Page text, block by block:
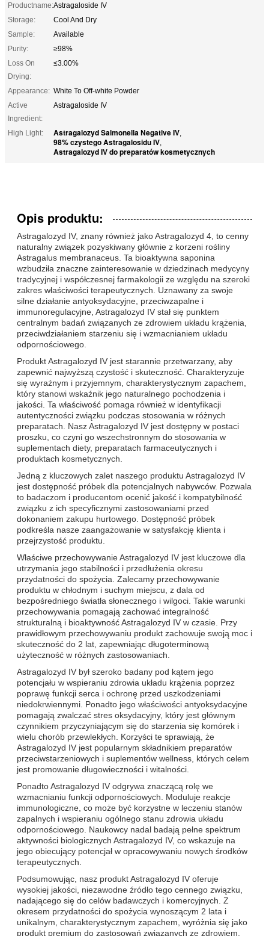
Productname:Astragaloside IV
Storage:
Cool And Dry
Sample:
Available
Purity:
≥98%
Loss On
Drying:
≤3.00%
Appearance: White To Off-white Powder
Active
Ingredient:
Astragaloside IV
High Light: Astragalozyd Salmonella Negative IV,
98% czystego Astragalosidu IV,
Astragalozyd IV do preparatów kosmetycznych
Opis produktu:
Astragalozyd IV, znany również jako Astragalozyd 4, to cenny
naturalny związek pozyskiwany głównie z korzeni rośliny
Astragalus membranaceus. Ta bioaktywna saponina
wzbudziła znaczne zainteresowanie w dziedzinach medycyny
tradycyjnej i współczesnej farmakologii ze względu na szeroki
zakres właściwości terapeutycznych. Uznawany za swoje
silne działanie antyoksydacyjne, przeciwzapalne i
immunoregulacyjne, Astragalozyd IV stał się punktem
centralnym badań związanych ze zdrowiem układu krążenia,
przeciwdziałaniem starzeniu się i wzmacnianiem układu
odpornościowego.
Produkt Astragalozyd IV jest starannie przetwarzany, aby
zapewnić najwyższą czystość i skuteczność. Charakteryzuje
się wyraźnym i przyjemnym, charakterystycznym zapachem,
który stanowi wskaźnik jego naturalnego pochodzenia i
jakości. Ta właściwość pomaga również w identyfikacji
autentyczności związku podczas stosowania w różnych
preparatach. Nasz Astragalozyd IV jest dostępny w postaci
proszku, co czyni go wszechstronnym do stosowania w
suplementach diety, preparatach farmaceutycznych i
produktach kosmetycznych.
Jedną z kluczowych zalet naszego produktu Astragalozyd IV
jest dostępność próbek dla potencjalnych nabywców. Pozwala
to badaczom i producentom ocenić jakość i kompatybilność
związku z ich specyficznymi zastosowaniami przed
dokonaniem zakupu hurtowego. Dostępność próbek
podkreśla nasze zaangażowanie w satysfakcję klienta i
przejrzystość produktu.
Właściwe przechowywanie Astragalozyd IV jest kluczowe dla
utrzymania jego stabilności i przedłużenia okresu
przydatności do spożycia. Zalecamy przechowywanie
produktu w chłodnym i suchym miejscu, z dala od
bezpośredniego światła słonecznego i wilgoci. Takie warunki
przechowywania pomagają zachować integralność
strukturalną i bioaktywność Astragalozyd IV w czasie. Przy
prawidłowym przechowywaniu produkt zachowuje swoją moc i
skuteczność do 2 lat, zapewniając długoterminową
użyteczność w różnych zastosowaniach.
Astragalozyd IV był szeroko badany pod kątem jego
potencjału w wspieraniu zdrowia układu krążenia poprzez
poprawę funkcji serca i ochronę przed uszkodzeniami
niedokrwiennymi. Ponadto jego właściwości antyoksydacyjne
pomagają zwalczać stres oksydacyjny, który jest głównym
czynnikiem przyczyniającym się do starzenia się komórek i
wielu chorób przewlekłych. Korzyści te sprawiają, że
Astragalozyd IV jest popularnym składnikiem preparatów
przeciwstarzeniowych i suplementów wellness, których celem
jest promowanie długowieczności i witalności.
Ponadto Astragalozyd IV odgrywa znaczącą rolę we
wzmacnianiu funkcji odpornościowych. Moduluje reakcje
immunologiczne, co może być korzystne w leczeniu stanów
zapalnych i wspieraniu ogólnego stanu zdrowia układu
odpornościowego. Naukowcy nadal badają pełne spektrum
aktywności biologicznych Astragalozyd IV, co wskazuje na
jego obiecujący potencjał w opracowywaniu nowych środków
terapeutycznych.
Podsumowując, nasz produkt Astragalozyd IV oferuje
wysokiej jakości, niezawodne źródło tego cennego związku,
nadającego się do celów badawczych i komercyjnych. Z
okresem przydatności do spożycia wynoszącym 2 lata i
unikalnym, charakterystycznym zapachem, wyróżnia się jako
produkt premium do zastosowań związanych ze zdrowiem.